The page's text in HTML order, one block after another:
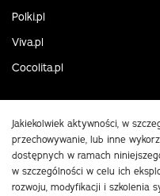
Polki.pl
Viva.pl
Cocolita.pl
Jakiekolwiek aktywności, w
przechowywanie, lub inne
dostępnych w ramach
w szczególności w celu ich
rozwoju, modyfikacji i szkolenia